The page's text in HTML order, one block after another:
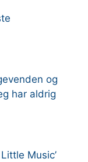
og
har aldrig
Music’